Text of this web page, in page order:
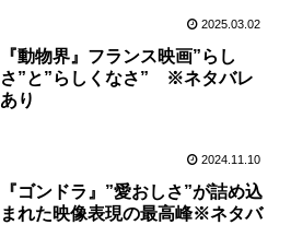
2025.03.02
『動物界』フランス映画”らし
さ”と”らしくなさ” ※ネタバレ
あり
2024.11.10
『ゴンドラ』”愛おしさ”が詰め込
まれた映像表現の最高峰※ネタバ